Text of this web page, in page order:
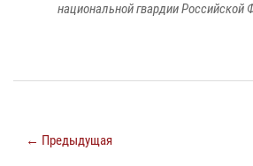
национальной гвардии Российской
← Предыдущая